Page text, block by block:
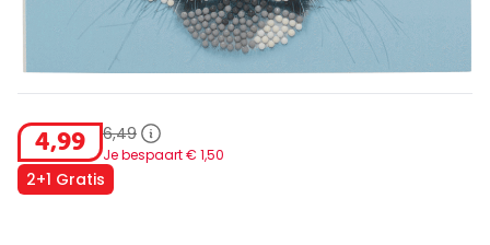
4,99 6,49
Je bespaart € 1,50
2+1 Gratis